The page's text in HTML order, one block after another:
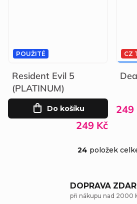
POUŽITÉ
Resident Evil 5
(PLATINUM)
249 Kč
Do košíku
CZ
249
l
24 položek
DOPRAVA
při nákupu nad 2000